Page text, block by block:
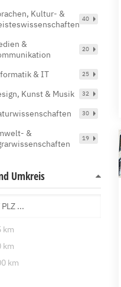
Kultur- &
40
&
20
& IT 25
Kunst & Musik 32
30
&
19
Umkreis
km
km
km